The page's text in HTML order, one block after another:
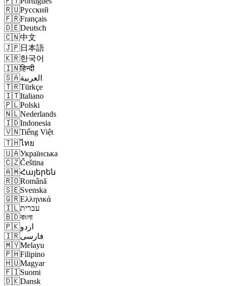
🇷🇺Русский
🇫🇷Français
🇩🇪Deutsch
🇨🇳中文
🇯🇵日本語
🇰🇷한국어
🇮🇳हिन्दी
🇸🇦العربية
🇹🇷Türkçe
🇮🇹Italiano
🇵🇱Polski
🇳🇱Nederlands
🇮🇩Indonesia
🇻🇳Tiếng Việt
🇹🇭ไทย
🇺🇦Українська
🇨🇿Čeština
🇦🇲Հայերեն
🇷🇴Română
🇸🇪Svenska
🇬🇷Ελληνικά
🇮🇱עברית
🇧🇩বাংলা
🇵🇰اردو
🇮🇷فارسی
🇲🇾Melayu
🇵🇭Filipino
🇭🇺Magyar
🇫🇮Suomi
🇩🇰Dansk